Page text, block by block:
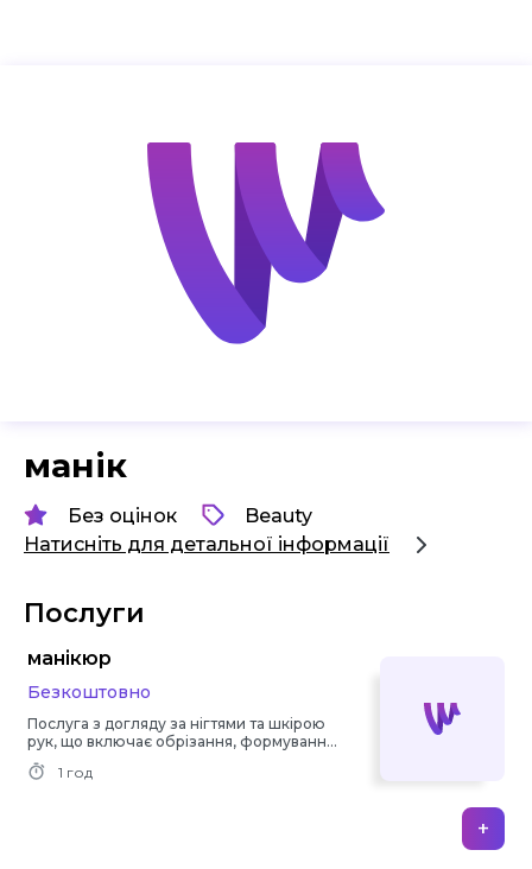
манік
Без оцінок
Beauty
Натисніть для детальної інформації
Послуги
манікюр
Безкоштовно
Послуга з догляду за нігтями та шкірою
рук, що включає обрізання, формування
та фарбування нігтів.
1 год
+